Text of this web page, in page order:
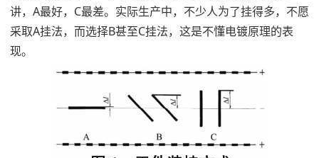
讲，A最好，C最差。实际生产中，不少人为了挂得多，不愿
采取A挂法，而选择B甚至C挂法，这是不懂电镀原理的表
现。